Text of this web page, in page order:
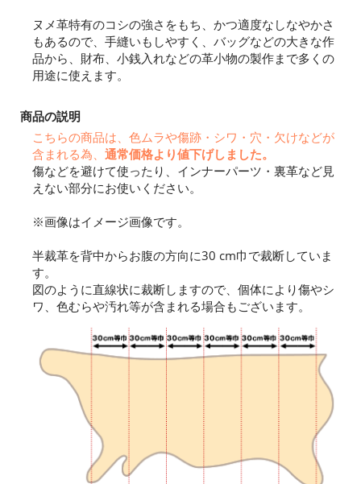
ヌメ革特有のコシの強さをもち、かつ適度なしなやかさ
もあるので、手縫いもしやすく、バッグなどの大きな作
品から、財布、小銭入れなどの革小物の製作まで多くの
用途に使えます。
商品の説明
こちらの商品は、色ムラや傷跡・シワ・穴・欠けなどが
含まれる為、 通常価格より値下げしました。
傷などを避けて使ったり、インナーパーツ・裏革など見
えない部分にお使いください。
※画像はイメージ画像です。
半裁革を背中からお腹の方向に30 cm巾で裁断していま
す。
図のように直線状に裁断しますので、個体により傷やシ
ワ、色むらや汚れ等が含まれる場合もございます。